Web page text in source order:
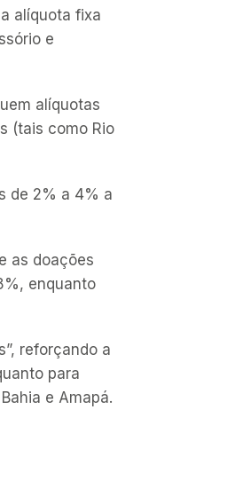
alíquota fixa
e
alíquotas
(tais como Rio
de 2% a 4% a
as doações
enquanto
”, reforçando a
para
e Amapá.